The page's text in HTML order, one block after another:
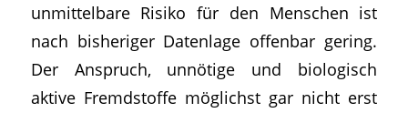
unmittelbare Risiko für den Menschen ist
nach bisheriger Datenlage offenbar gering.
Der Anspruch, unnötige und biologisch
aktive Fremdstoffe möglichst gar nicht erst